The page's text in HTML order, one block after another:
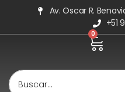
Av. Oscar R.
+51
0